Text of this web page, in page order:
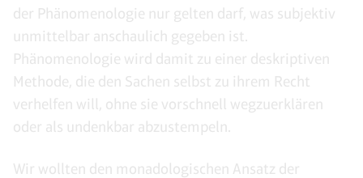
der Phänomenologie nur gelten darf, was subjektiv
unmittelbar anschaulich gegeben ist.
Phänomenologie wird damit zu einer deskriptiven
Methode, die den Sachen selbst zu ihrem Recht
verhelfen will, ohne sie vorschnell wegzuerklären
oder als undenkbar abzustempeln.
Wir wollten den monadologischen Ansatz der